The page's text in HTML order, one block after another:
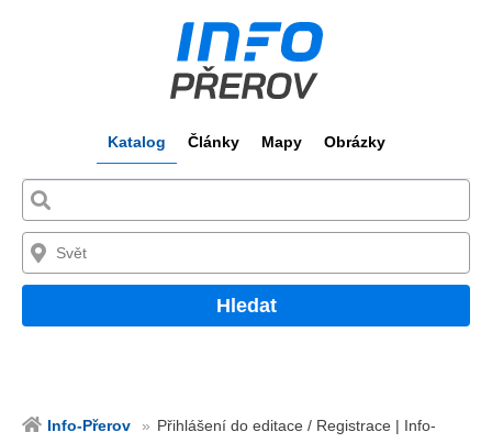
Katalog Články Mapy Obrázky
Hledat
Info-Přerov
Přihlášení do editace / Registrace | Info-